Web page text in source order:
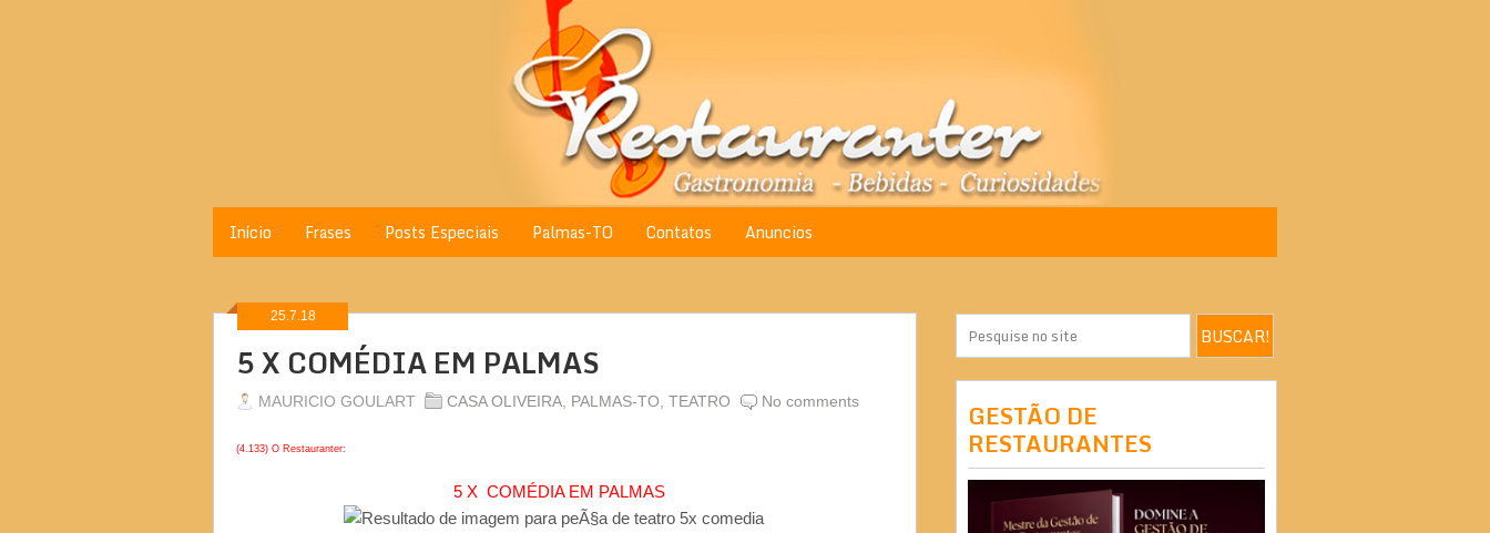
Início Frases Posts Especiais Palmas-TO Contatos Anuncios
25.7.18
5 X COMÉDIA EM PALMAS
MAURICIO GOULART CASA OLIVEIRA PALMAS-TO TEATRO No comments
(4.133) O Restauranter:
5 X COMÉDIA EM PALMAS
GESTÃO DE
RESTAURANTES